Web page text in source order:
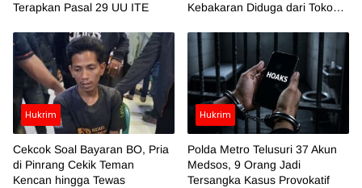
Terapkan Pasal 29 UU ITE
Kebakaran Diduga dari Toko
Hukrim
Cekcok Soal Bayaran BO, Pria
di Pinrang Cekik Teman
Kencan hingga Tewas
Hukrim
Polda Metro Telusuri 37 Akun
Medsos, 9 Orang Jadi
Tersangka Kasus Provokatif